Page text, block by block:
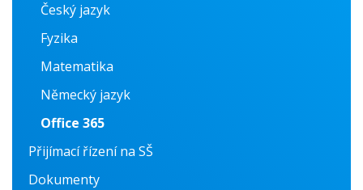
Český jazyk
Fyzika
Matematika
Německý jazyk
Office 365
Přijímací řízení na SŠ
Dokumenty